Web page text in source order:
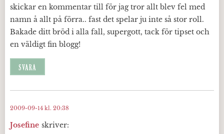
skickar en kommentar till för jag tror allt blev fel med
namn å allt på förra.. fast det spelar ju inte så stor roll.
Bakade ditt bröd i alla fall, supergott, tack för tipset och
en väldigt fin blogg!
SVARA
Josefine skriver:
2009-09-14 kl. 20:38